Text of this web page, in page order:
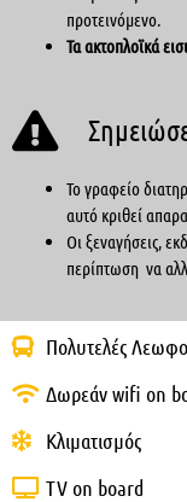
προτεινόμενο.
Τα ακτοπλοϊκά
Το γραφείο
αυτό κριθεί
Οι ξεναγήσεις,
περίπτωση να
Πολυτελές
Δωρεάν wifi on
Κλιματισμός
TV on board